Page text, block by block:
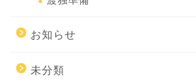
お知らせ
未分類